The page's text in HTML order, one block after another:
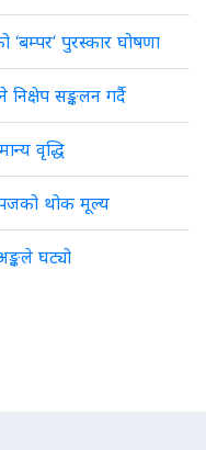
‘बम्पर’ पुरस्कार घोषणा
सङ्कलन गर्दै
वृद्धि
थोक मूल्य
घट्यो